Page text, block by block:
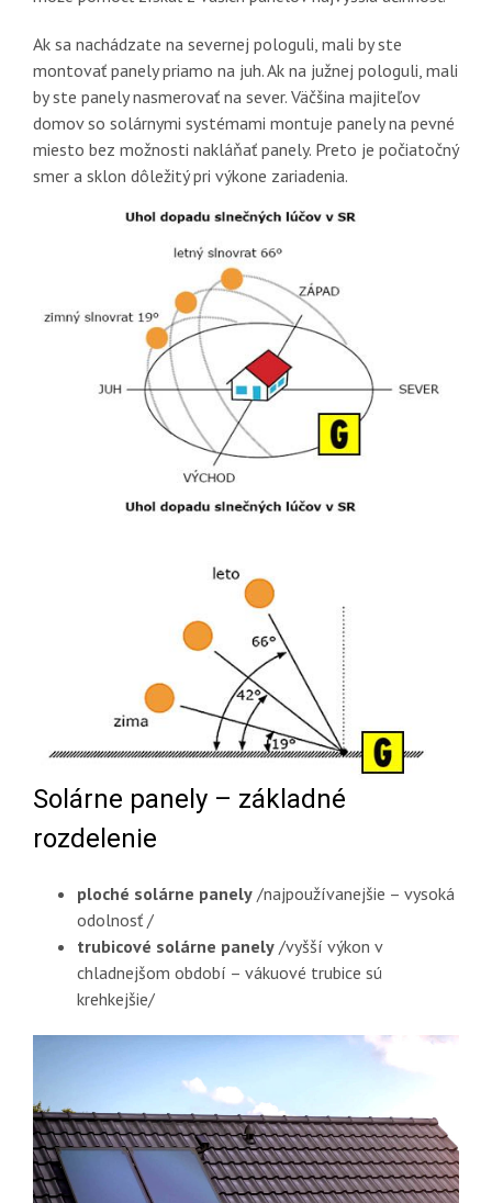
Ak sa nachádzate na severnej pologuli, mali by ste
montovať panely priamo na juh. Ak na južnej pologuli, mali
by ste panely nasmerovať na sever. Väčšina majiteľov
domov so solárnymi systémami montuje panely na pevné
miesto bez možnosti nakláňať panely. Preto je počiatočný
smer a sklon dôležitý pri výkone zariadenia.
Solárne panely – základné
rozdelenie
ploché solárne panely/najpoužívanejšie – vysoká
odolnosť /
trubicové solárne panely/vyšší výkon v
chladnejšom období – vákuové trubice sú
krehkejšie/